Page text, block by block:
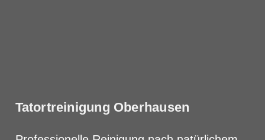
Tatortreinigung Oberhausen